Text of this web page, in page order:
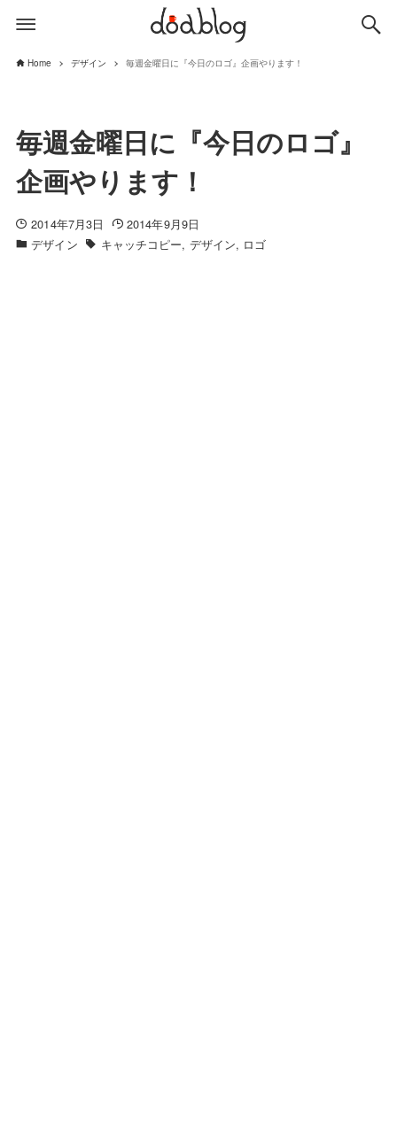
Home デザイン 毎週金曜日に『今日のロゴ』企画やります！
毎週金曜日に『今日のロゴ』
企画やります！
2014年7月3日
2014年9月9日
デザイン
キャッチコピー デザイン ロゴ